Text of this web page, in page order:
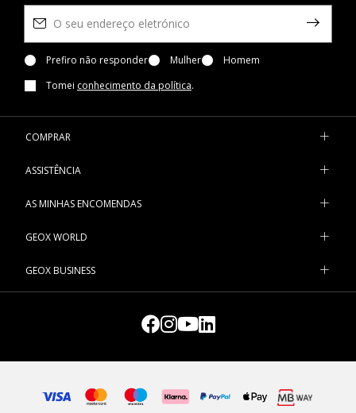
Prefiro não responder Mulher
Homem
Tomei conhecimento da política.
COMPRAR
ASSISTÊNCIA
AS MINHAS ENCOMENDAS
GEOX WORLD
GEOX BUSINESS